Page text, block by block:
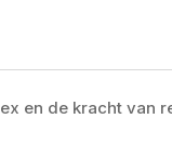
en de kracht van